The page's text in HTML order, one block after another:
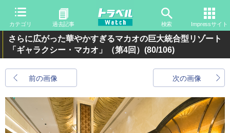
カテゴリ 過去記事 検索 Impressサイト
さらに広がった華やかすぎるマカオの巨大統合型リゾート
「ギャラクシー・マカオ」（第4回） (80/106)
前の画像 次の画像